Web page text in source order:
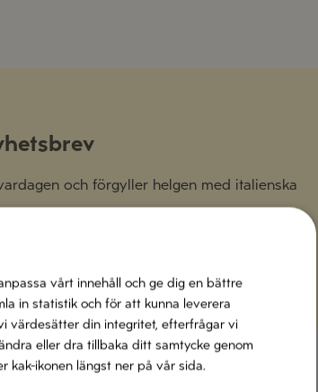
och förgyller helgen med italienska
vårt innehåll och ge dig en bättre
in statistik och för att kunna leverera
värdesätter din integritet, efterfrågar vi
eller dra tillbaka ditt samtycke genom
kak-ikonen längst ner på vår sida.